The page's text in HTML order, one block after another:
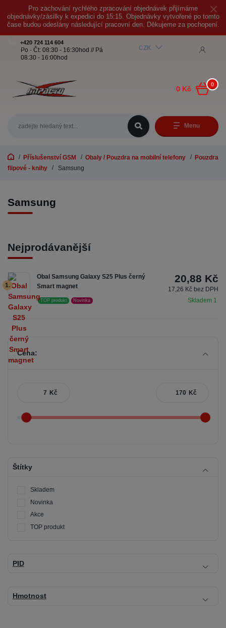
Pro zachování rychlého zpracování objednávek přijímáme
objednávky/zásilky k expedici do 15:15. Objednávky vytvořené po tomto
čase budou odeslány následující pracovní den. Děkujeme za pochopení.
Menu
CZK
+420 724 114 604
Po - Čt: 08:30 - 16:30hod // Pá
08:30 - 16:00hod
0
0 Kč
Příslušenství GSM Obaly / Pouzdra na mobilní telefony
Pouzdra
flipové - knihy
Samsung
Samsung
Nejprodávanější
1.
Obal Samsung Galaxy S25 Plus černý
Smart magnet
Skladem 1
TOP produkt Novinka
20,88 Kč
17,26 Kč bez DPH
Cena:
Kč Kč
Štítky
Skladem
Novinka
Akce
TOP produkt
PID
Hmotnost